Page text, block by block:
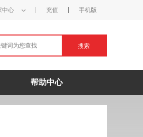
中心 充值 手机版
搜索
帮助中心